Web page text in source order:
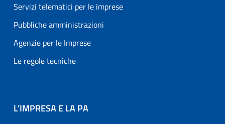
Servizi telematici per le imprese
Pubbliche amministrazioni
Agenzie per le Imprese
Le regole tecniche
L’IMPRESA E LA PA